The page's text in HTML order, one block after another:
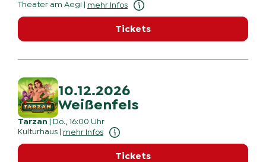
Theater am Aegi
mehr Infos
Tickets
10.12.2026
Weißenfels
Tarzan
Do., 16:00 Uhr
Kulturhaus
mehr Infos
Tickets